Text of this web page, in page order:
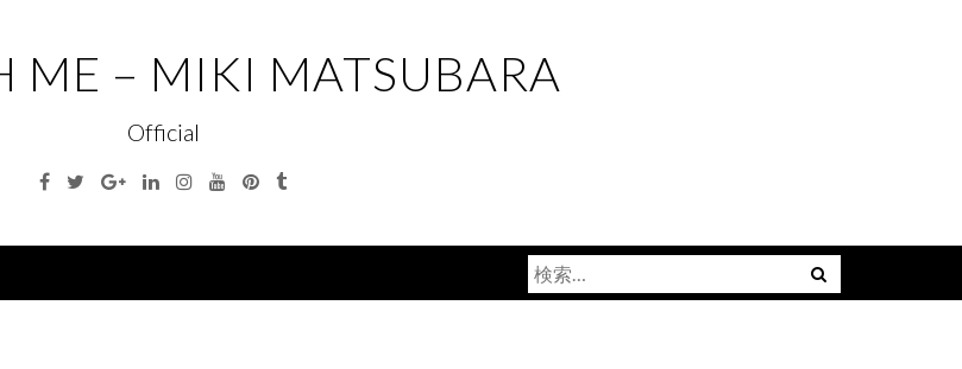
ME – MIKI MATSUBARA
Official
Facebook
Twitter Google+LinkedinInstagramYoutubePinterest
検
索: